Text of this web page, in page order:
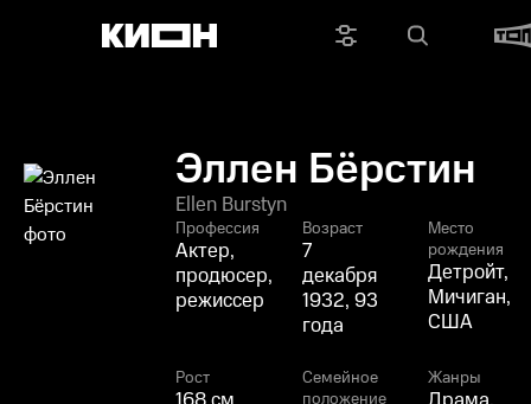
Эллен Бёрстин
Ellen Burstyn
Профессия
Актер,
продюсер,
режиссер
Возраст
7
декабря
1932, 93
года
Место
рождения
Детройт,
Мичиган,
США
Рост
Семейное
положение
Жанры